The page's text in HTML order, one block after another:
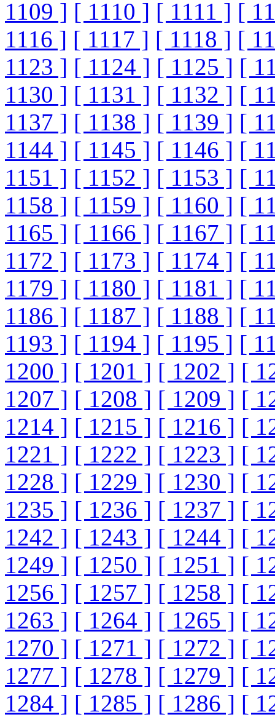
1109 ] [ 1110 ] [ 1111 ] [
1116 ] [ 1117 ] [ 1118 ] [
1123 ] [ 1124 ] [ 1125 ] [
1130 ] [ 1131 ] [ 1132 ] [
1137 ] [ 1138 ] [ 1139 ] [
1144 ] [ 1145 ] [ 1146 ] [
1151 ] [ 1152 ] [ 1153 ] [
1158 ] [ 1159 ] [ 1160 ] [
1165 ] [ 1166 ] [ 1167 ] [
1172 ] [ 1173 ] [ 1174 ] [
1179 ] [ 1180 ] [ 1181 ] [
1186 ] [ 1187 ] [ 1188 ] [
1193 ] [ 1194 ] [ 1195 ] [
1200 ] [ 1201 ] [ 1202 ] [
1207 ] [ 1208 ] [ 1209 ] [
1214 ] [ 1215 ] [ 1216 ] [
1221 ] [ 1222 ] [ 1223 ] [
1228 ] [ 1229 ] [ 1230 ] [
1235 ] [ 1236 ] [ 1237 ] [
1242 ] [ 1243 ] [ 1244 ] [
1249 ] [ 1250 ] [ 1251 ] [
1256 ] [ 1257 ] [ 1258 ] [
1263 ] [ 1264 ] [ 1265 ] [
1270 ] [ 1271 ] [ 1272 ] [
1277 ] [ 1278 ] [ 1279 ] [
1284 ] [ 1285 ] [ 1286 ] [